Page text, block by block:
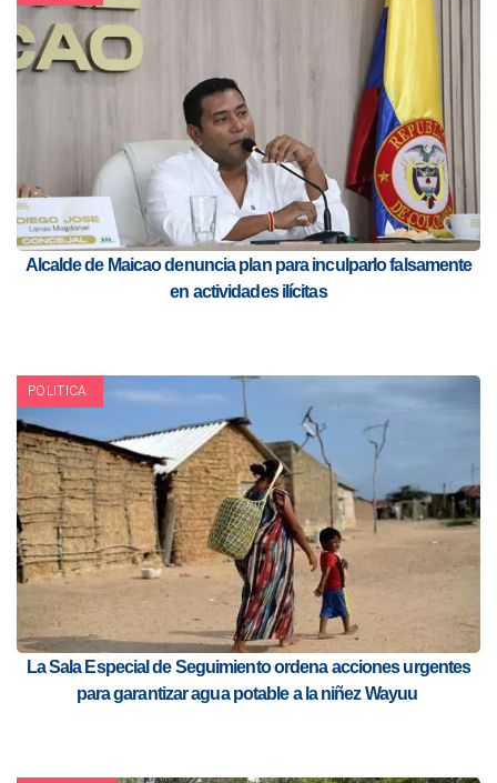
Alcalde de Maicao denuncia plan para inculparlo falsamente
en actividades ilícitas
POLITICA
La Sala Especial de Seguimiento ordena acciones urgentes
para garantizar agua potable a la niñez Wayuu